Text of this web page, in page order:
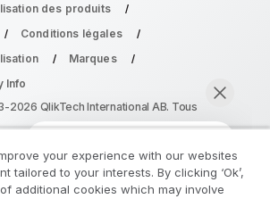
des produits
Conditions légales
Marques
Info
2026 QlikTech International AB. Tous
de
your experience with our websites
tailored to your interests. By clicking ‘Ok’,
additional cookies which may involve